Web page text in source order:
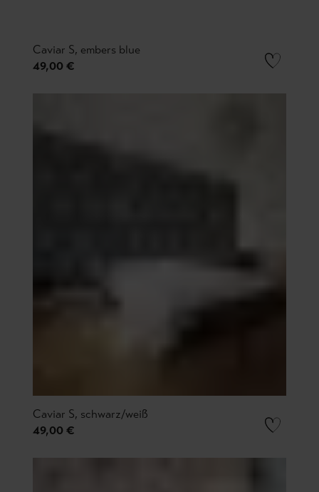
Caviar S, embers blue
49,00 €
Caviar S, schwarz/weiß
49,00 €